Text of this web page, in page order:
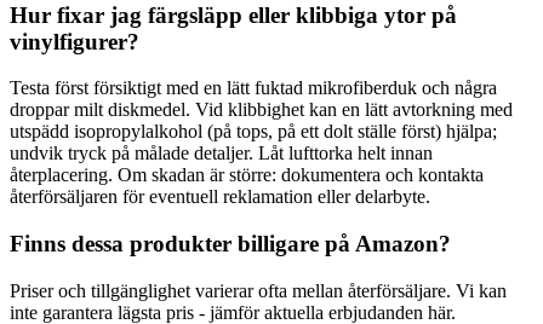
Hur fixar jag färgsläpp eller klibbiga ytor på
vinylfigurer?
Testa först försiktigt med en lätt fuktad mikrofiberduk och några
droppar milt diskmedel. Vid klibbighet kan en lätt avtorkning med
utspädd isopropylalkohol (på tops, på ett dolt ställe först) hjälpa;
undvik tryck på målade detaljer. Låt lufttorka helt innan
återplacering. Om skadan är större: dokumentera och kontakta
återförsäljaren för eventuell reklamation eller delarbyte.
Finns dessa produkter billigare på Amazon?
Priser och tillgänglighet varierar ofta mellan återförsäljare. Vi kan
inte garantera lägsta pris - jämför aktuella erbjudanden här.